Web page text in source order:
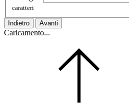
caratteri
Indietro Avanti
Caricamento...